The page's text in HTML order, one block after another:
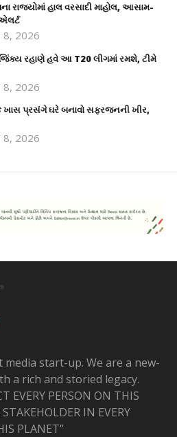
રાજ્યોમાં હાલ વરસાદી માહોલ, આસામ-
8, 2026
રહાણે હવે આ T20 લીગમાં રમશે, ટીમે
8, 2026
ખાસ પ્રસંગે ઘરે બનાવો સફરજનની ખીર,
8, 2026
media start-up. We are a new-
a rich and storied legacy.
EVERY PERSON ON THIS
IN EVERY
PLANET”